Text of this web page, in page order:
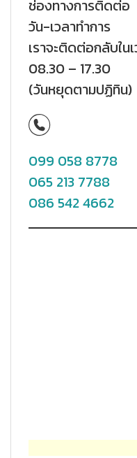
ช่องทางการติดต่อ
วัน-เวลาทำการ
เราจะติดต่อกลับใน
08.30 – 17.30
(วันหยุดตามปฏิทิน)
099 058 8778
065 213 7788
086 542 4662